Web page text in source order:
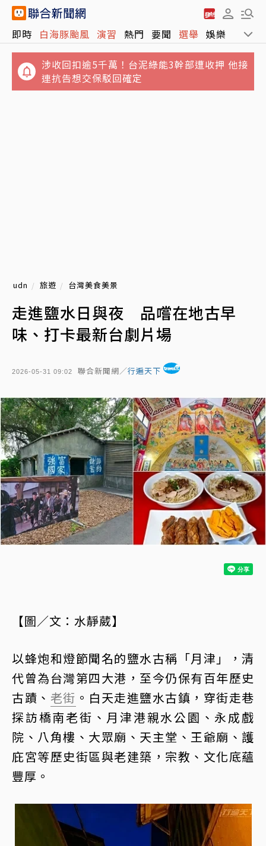
即時 白海豚颱風 演習 熱門 要聞 選舉 娛樂 運動
連抗告想交保駁回確定
4坪屋髒亂慘不忍睹！澎湖8童遭棄養 6童健康
狀況曝光
udn 旅遊 台灣美食美景
走進鹽水日與夜 品嚐在地古早
味、打卡最新台劇片場
2026-05-31 09:02 聯合新聞網／行遍天下
【圖／文：水靜葳】
以蜂炮和燈節聞名的鹽水古稱「月津」，清
代曾為台灣第四大港，至今仍保有百年歷史
古蹟、 老街 。白天走進鹽水古鎮，穿街走巷
探訪橋南老街、月津港親水公園、永成戲
院、八角樓、大眾廟、天主堂、王爺廟、護
庇宮等歷史街區與老建築，宗教、文化底蘊
豐厚。